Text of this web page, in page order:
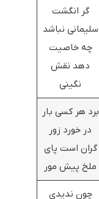
گر انگشت
سلیمانی نباشد
چه خاصیت
دهد نقش
نگینی
برد هر کسی بار
در خورد زور
گران است پای
ملخ پیش مور
چون ندیدی